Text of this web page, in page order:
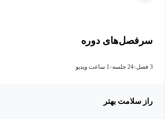
سرفصل‌های دوره
3 فصل 24 جلسه 1 ساعت ویدیو
راز سلامت بهتر